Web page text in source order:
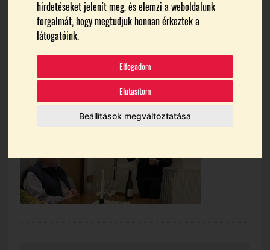
hirdetéseket jelenít meg, és elemzi a weboldalunk
forgalmát, hogy megtudjuk honnan érkeztek a
látogatóink.
Elfogadom
Elutasítom
Beállítások megváltoztatása
FŐOLDAL MEDIA
K_2664